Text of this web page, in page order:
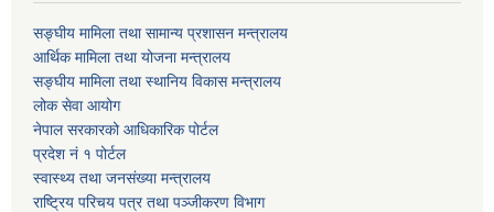
सङ्घीय मामिला तथा सामान्य प्रशासन मन्त्रालय
आर्थिक मामिला तथा योजना मन्त्रालय
सङ्घीय मामिला तथा स्थानिय विकास मन्त्रालय
लोक सेवा आयोग
नेपाल सरकारको आधिकारिक पोर्टल
प्रदेश नं १ पोर्टल
स्वास्थ्य तथा जनसंख्या मन्त्रालय
राष्ट्रिय परिचय पत्र तथा पञ्जीकरण विभाग